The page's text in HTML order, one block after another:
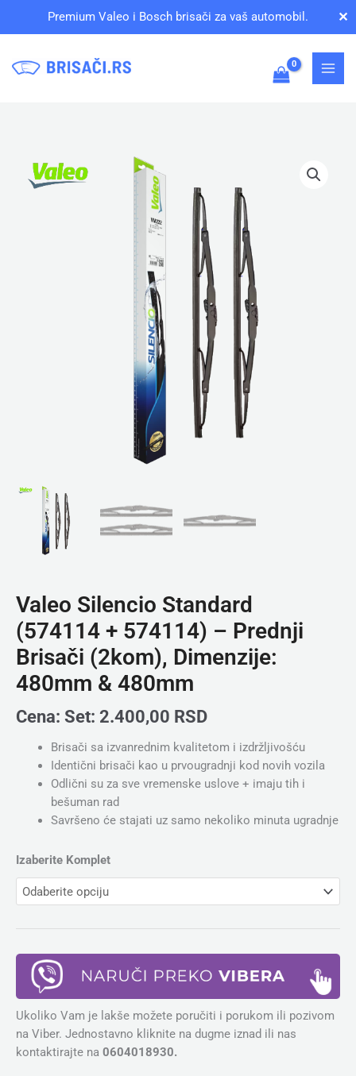
Premium Valeo i Bosch brisači za vaš automobil. ✕
Valeo Silencio Standard
(574114 + 574114) – Prednji
Brisači (2kom), Dimenzije:
480mm & 480mm
Cena: Set: 2.400,00 RSD
Brisači sa izvanrednim kvalitetom i izdržljivošću
Identični brisači kao u prvougradnji kod novih vozila
Odlični su za sve vremenske uslove + imaju tih i
bešuman rad
Savršeno će stajati uz samo nekoliko minuta ugradnje
Izaberite Komplet
Ukoliko Vam je lakše možete poručiti i porukom ili pozivom
na Viber. Jednostavno kliknite na dugme iznad ili nas
kontaktirajte na 0604018930.